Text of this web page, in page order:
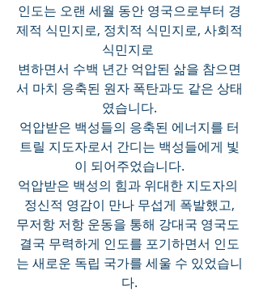
인도는 오랜 세월 동안 영국으로부터 경
제적 식민지로, 정치적 식민지로, 사회적
식민지로
변하면서 수백 년간 억압된 삶을 참으면
서 마치 응축된 원자 폭탄과도 같은 상태
였습니다.
억압받은 백성들의 응축된 에너지를 터
트릴 지도자로서 간디는 백성들에게 빛
이 되어주었습니다.
억압받은 백성의 힘과 위대한 지도자의
정신적 영감이 만나 무섭게 폭발했고,
무저항 저항 운동을 통해 강대국 영국도
결국 무력하게 인도를 포기하면서 인도
는 새로운 독립 국가를 세울 수 있었습니
다.